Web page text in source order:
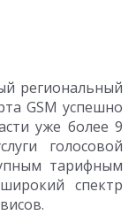
региональный
GSM успешно
уже более 9
голосовой
тарифным
спектр